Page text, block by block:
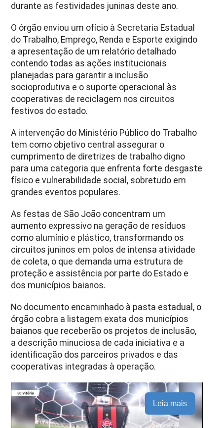
durante as festividades juninas deste ano.
O órgão enviou um ofício à Secretaria Estadual
do Trabalho, Emprego, Renda e Esporte exigindo
a apresentação de um relatório detalhado
contendo todas as ações institucionais
planejadas para garantir a inclusão
socioprodutiva e o suporte operacional às
cooperativas de reciclagem nos circuitos
festivos do estado.
A intervenção do Ministério Público do Trabalho
tem como objetivo central assegurar o
cumprimento de diretrizes de trabalho digno
para uma categoria que enfrenta forte desgaste
físico e vulnerabilidade social, sobretudo em
grandes eventos populares.
As festas de São João concentram um
aumento expressivo na geração de resíduos
como alumínio e plástico, transformando os
circuitos juninos em polos de intensa atividade
de coleta, o que demanda uma estrutura de
proteção e assistência por parte do Estado e
dos municípios baianos.
No documento encaminhado à pasta estadual, o
órgão cobra a listagem exata dos municípios
baianos que receberão os projetos de inclusão,
a descrição minuciosa de cada iniciativa e a
identificação dos parceiros privados e das
cooperativas integradas à operação.
Leia mais